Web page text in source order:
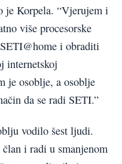
je Korpela. “Vjerujem i
više procesorske
i obraditi
internetskoj
je osoblje, a osoblje
da se radi SETI.”
vodilo šest ljudi.
i radi u smanjenom